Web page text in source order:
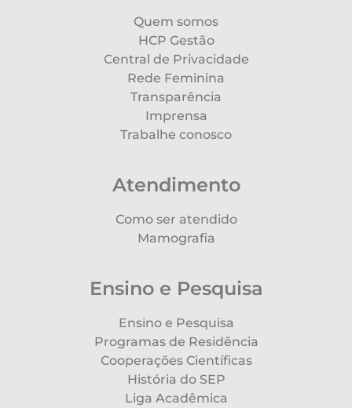
Quem somos
HCP Gestão
Central de Privacidade
Rede Feminina
Transparência
Imprensa
Trabalhe conosco
Atendimento
Como ser atendido
Mamografia
Ensino e Pesquisa
Ensino e Pesquisa
Programas de Residência
Cooperações Científicas
História do SEP
Liga Acadêmica